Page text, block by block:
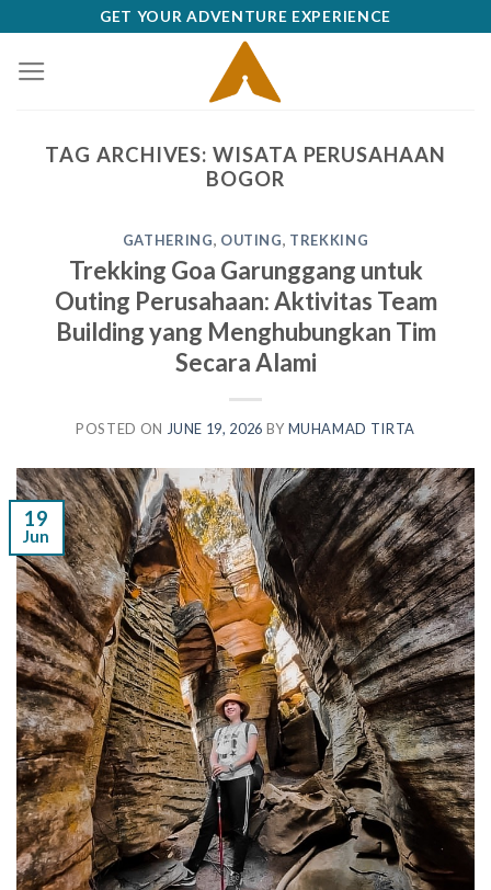
content
GET YOUR ADVENTURE EXPERIENCE
TAG ARCHIVES:WISATA PERUSAHAAN
BOGOR
GATHERING, OUTING, TREKKING
Trekking Goa Garunggang untuk
Outing Perusahaan: Aktivitas Team
Building yang Menghubungkan Tim
Secara Alami
POSTED ON JUNE 19, 2026 BY MUHAMAD TIRTA
19
Jun